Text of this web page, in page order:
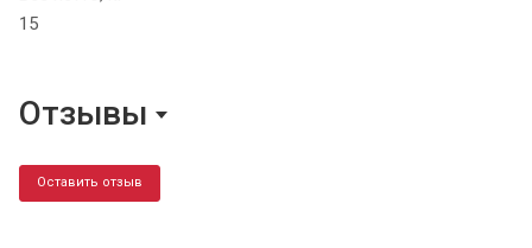
15
Отзывы
Оставить отзыв